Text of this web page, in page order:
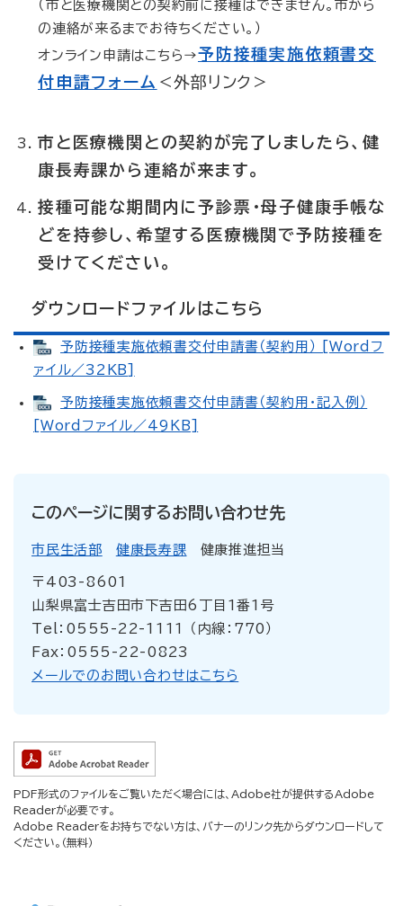
（市と医療機関との契約前に接種はできません。市から
の連絡が来るまでお待ちください。）
オンライン申請はこちら→予防接種実施依頼書交
付申請フォーム ＜外部リンク＞
市と医療機関との契約が完了しましたら、健
康長寿課から連絡が来ます。
接種可能な期間内に予診票・母子健康手帳な
どを持参し、希望する医療機関で予防接種を
受けてください。
ダウンロードファイルはこちら
予防接種実施依頼書交付申請書（契約用） [Wordフ
ァイル／32KB]
予防接種実施依頼書交付申請書（契約用・記入例）
[Wordファイル／49KB]
このページに関するお問い合わせ先
市民生活部 健康長寿課 健康推進担当
〒403-8601
山梨県富士吉田市下吉田6丁目1番1号
Tel：0555-22-1111 （内線：770）
Fax：0555-22-0823
メールでのお問い合わせはこちら
PDF形式のファイルをご覧いただく場合には、Adobe社が提供するAdobe
Readerが必要です。
Adobe Readerをお持ちでない方は、バナーのリンク先からダウンロードして
ください。（無料）